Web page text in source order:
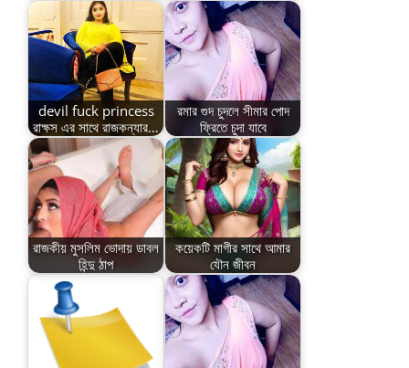
devil fuck princess
রাক্ষস এর সাথে রাজকন্যার…
রমার গুদ চুদলে সীমার পোদ
ফ্রিতে চুদা যাবে
রাজকীয় মুসলিম ভোদায় ডাবল
হিন্দু ঠাপ
কয়েকটি মাগীর সাথে আমার
যৌন জীবন